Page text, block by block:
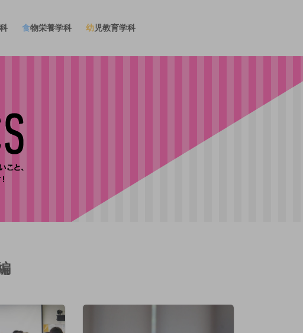
食物栄養学科 幼児教育学科